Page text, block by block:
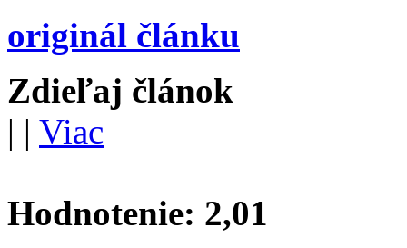
originál článku
Zdieľaj článok
| | Viac
Hodnotenie: 2,01